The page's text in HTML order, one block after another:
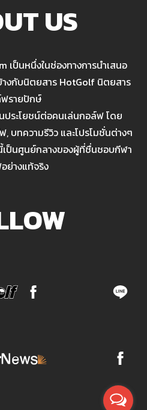
US
เป็นหนึ่งในช่องทางการนำเสนอ
างกับนิตยสาร HotGolf นิตยสาร
รายปักษ์
ประโยชน์ต่อคนเล่นกอล์ฟ โดย
บทความรีวิว และโปรโมชั่นต่างๆ
เป็นศูนย์กลางของผู้ที่ชื่นชอบกีฬา
ย่างแท้จริง